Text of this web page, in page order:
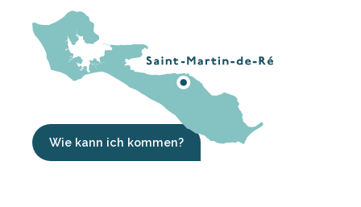
Wie kann ich kommen?